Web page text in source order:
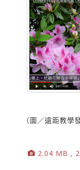
（圖／遠距教學
2.04 MB ,